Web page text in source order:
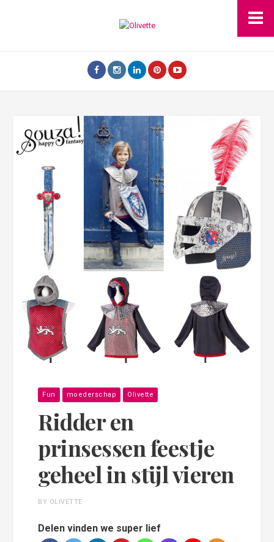
Fun moederschap Olivette
Ridder en
prinsessen feestje
geheel in stijl vieren
BY OLIVETTE
Delen vinden we super lief